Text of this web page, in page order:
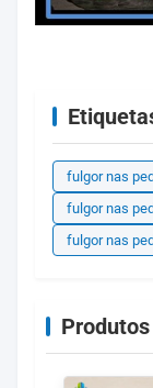
fulgor nas
fulgor nas
fulgor nas